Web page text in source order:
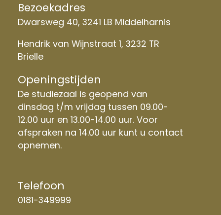
Bezoekadres
Dwarsweg 40, 3241 LB Middelharnis
Hendrik van Wijnstraat 1, 3232 TR
Brielle
Openingstijden
De studiezaal is geopend van
dinsdag t/m vrijdag tussen 09.00-
12.00 uur en 13.00-14.00 uur. Voor
afspraken na 14.00 uur kunt u contact
opnemen.
Telefoon
0181-349999